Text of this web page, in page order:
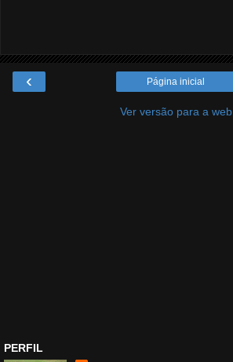
‹ Página inicial
Ver versão para a web
PERFIL